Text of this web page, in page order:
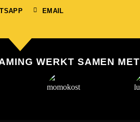
EMAIL
WERKT SAMEN MET